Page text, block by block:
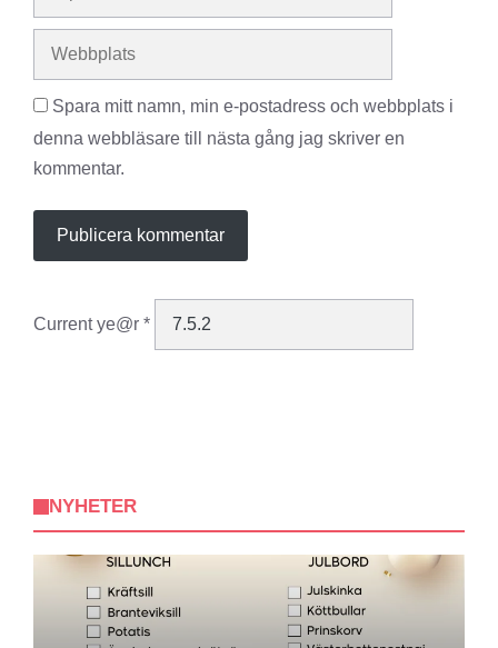
Spara mitt namn, min e-postadress och webbplats i
denna webbläsare till nästa gång jag skriver en
kommentar.
Current ye@r *
NYHETER